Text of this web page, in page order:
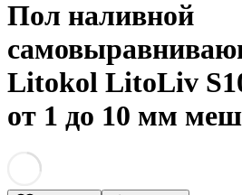
Пол наливной
Litokol LitoLiv
от 1 до 10 мм